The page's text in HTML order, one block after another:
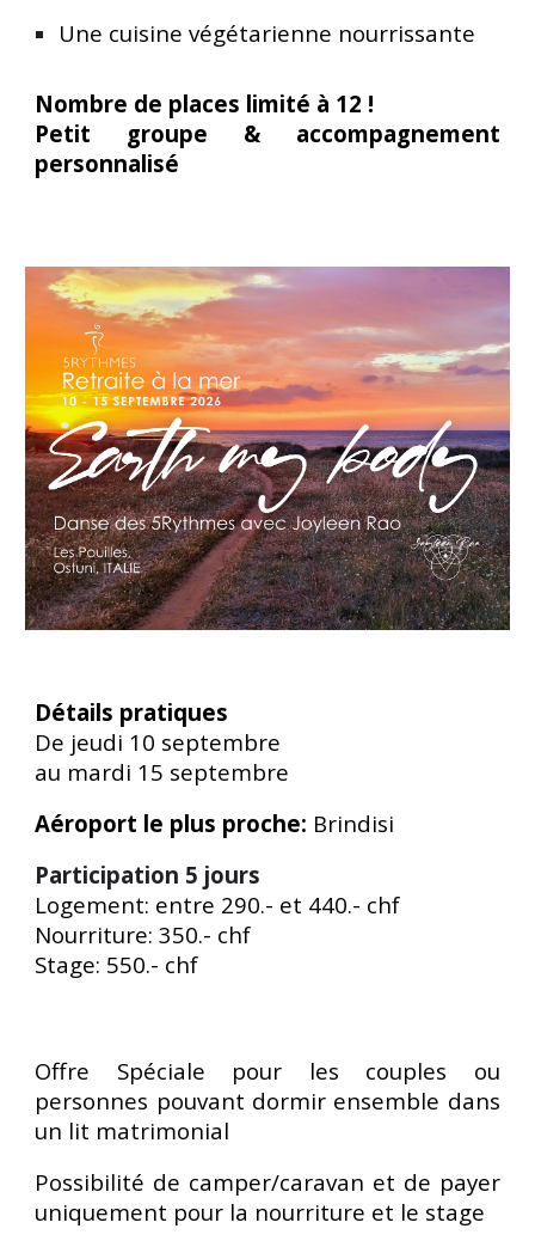
Une cuisine végétarienne nourrissante
Nombre de places limité à 12 !
Petit groupe &accompagnement
personnalisé
Détails pratiques
De jeudi 10 septembre
au mardi 15 septembre
Aéroport le plus proche: Brindisi
Participation 5 jours
Logement: entre 290.- et 440.- chf
Nourriture: 350.- chf
Stage: 550.- chf
Offre Spéciale pour les couples ou
personnes pouvant dormir ensemble dans
un lit matrimonial
Possibilité de camper/caravan et de payer
uniquement pour la nourriture et le stage